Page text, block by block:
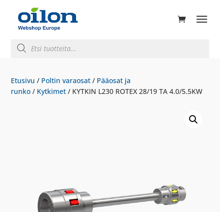
search
Etusivu / Poltin varaosat / Pääosat ja
runko / Kytkimet / KYTKIN L230 ROTEX 28/19 TA 4.0/5.5KW